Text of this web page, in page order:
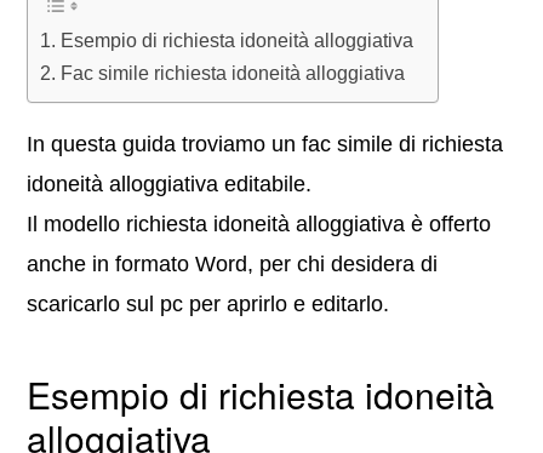
Esempio di richiesta idoneità alloggiativa
Fac simile richiesta idoneità alloggiativa
In questa guida troviamo un fac simile di richiesta
idoneità alloggiativa editabile.
Il modello richiesta idoneità alloggiativa è offerto
anche in formato Word, per chi desidera di
scaricarlo sul pc per aprirlo e editarlo.
Esempio di richiesta idoneità
alloggiativa